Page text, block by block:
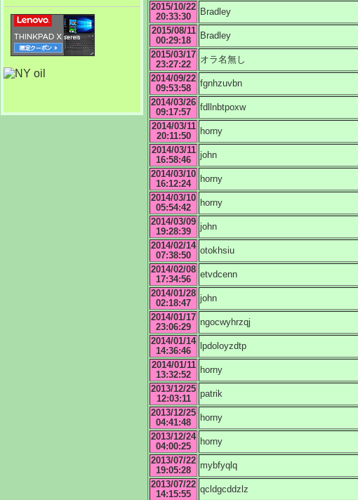
2015/10/22
20:33:30
Bradley
2015/08/11
00:29:18
Bradley
2015/03/17
23:27:22
オラ名無し
2014/09/22
09:53:58
fgnhzuvbn
2014/03/26
09:17:57
fdllnbtpoxw
2014/03/11
20:11:50
horny
2014/03/11
16:58:46
john
2014/03/10
16:12:24
horny
2014/03/10
05:54:42
horny
2014/03/09
19:28:39
john
2014/02/14
07:38:50
otokhsiu
2014/02/08
17:34:56
etvdcenn
2014/01/28
02:18:47
john
2014/01/17
23:06:29
ngocwyhrzqj
2014/01/14
14:36:46
lpdoloyzdtp
2014/01/11
13:32:52
horny
2013/12/25
12:03:11
patrik
2013/12/25
04:41:48
horny
2013/12/24
04:00:25
horny
2013/07/22
19:05:28
mybfyqlq
2013/07/22
14:15:55
qcldgcddzlz